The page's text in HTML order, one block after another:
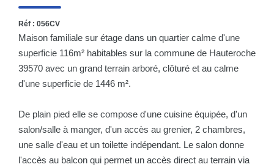
Réf : 056CV
Maison familiale sur étage dans un quartier calme d'une
superficie 116m² habitables sur la commune de Hauteroche
39570 avec un grand terrain arboré, clôturé et au calme
d'une superficie de 1446 m².
De plain pied elle se compose d'une cuisine équipée, d'un
salon/salle à manger, d'un accès au grenier, 2 chambres,
une salle d'eau et un toilette indépendant. Le salon donne
l'accès au balcon qui permet un accès direct au terrain via